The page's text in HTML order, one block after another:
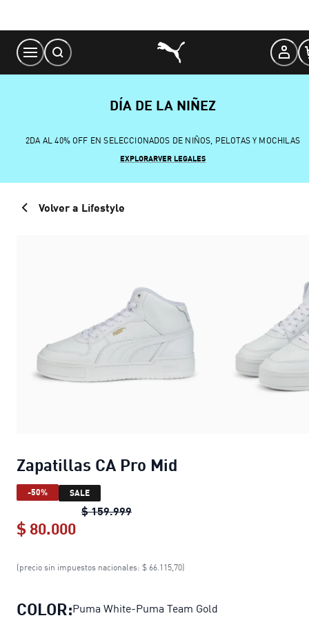
Content
DÍA DE LA NIÑEZ
2DA AL 40% OFF EN SELECCIONADOS DE NIÑOS, PELOTAS Y MOCHILAS
EXPLORARVER LEGALES
Volver a Lifestyle
Zapatillas CA Pro Mid
-50% SALE
$ 159.999Zapatillas CA Pro Mid
$ 80.000
Zapatillas CA Pro Mid
(precio sin impuestos nacionales: $ 66.115,70)
COLOR:Puma White-Puma Team Gold